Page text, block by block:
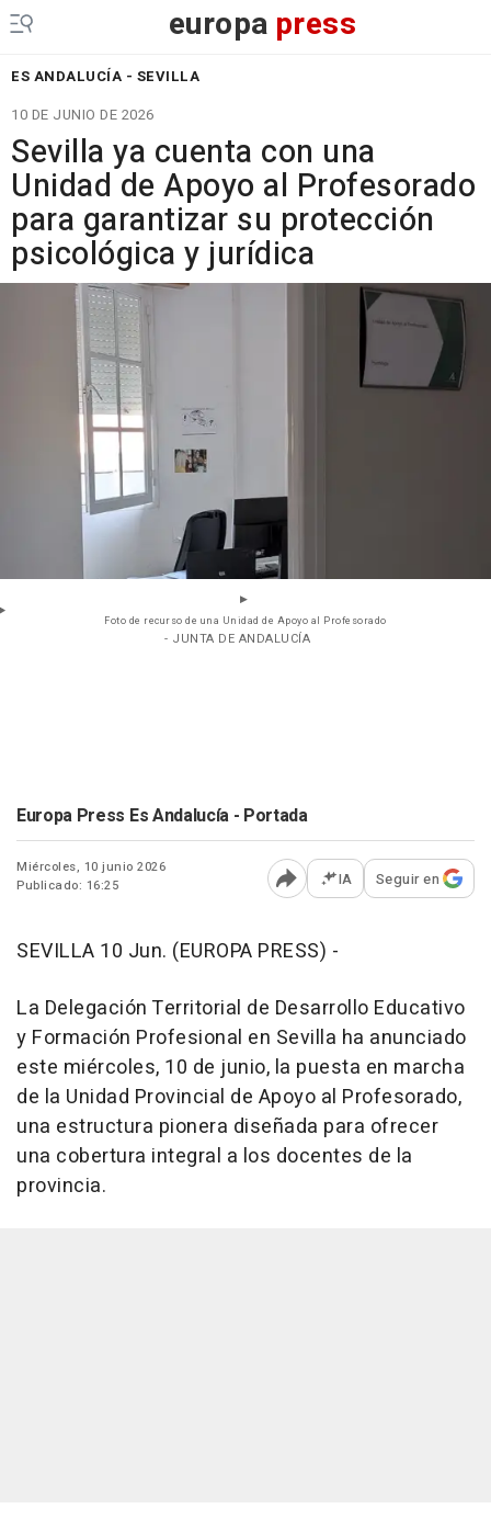
europa press
ES ANDALUCÍA - SEVILLA
10 DE JUNIO DE 2026
Sevilla ya cuenta con una
Unidad de Apoyo al Profesorado
para garantizar su protección
psicológica y jurídica
Foto de recurso de una Unidad de Apoyo al Profesorado
- JUNTA DE ANDALUCÍA
Europa Press Es Andalucía - Portada
Miércoles, 10 junio 2026
Publicado: 16:25
Abrir opciones para
IA Seguir en
SEVILLA 10 Jun. (EUROPA PRESS) -
La Delegación Territorial de Desarrollo Educativo
y Formación Profesional en Sevilla ha anunciado
este miércoles, 10 de junio, la puesta en marcha
de la Unidad Provincial de Apoyo al Profesorado,
una estructura pionera diseñada para ofrecer
una cobertura integral a los docentes de la
provincia.